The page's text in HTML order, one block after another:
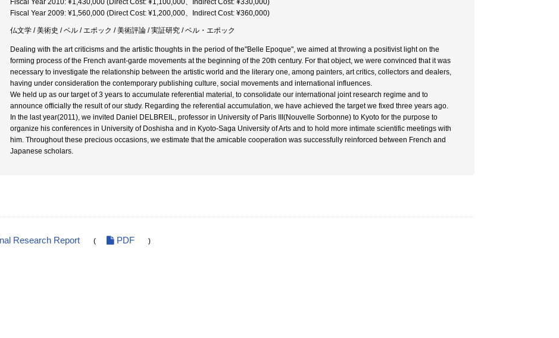
Fiscal Year 2010: ¥1,430,000 (Direct Cost: ¥1,100,000、Indirect Cost: ¥330,000)
Fiscal Year 2009: ¥1,560,000 (Direct Cost: ¥1,200,000、Indirect Cost: ¥360,000)
仏文学 / 美術史 / ベル / エポック / 美術評論 / 実証研究 / ベル・エポック
Dealing with the art criticisms and the artistic thoughts in the period of the"Belle Epoque", we aimed at throwing a positivist light on the
forming process of the French avant-garde movements at the beginning of the 20th century. For that object, we were convinced that it was
necessary to investigate the relationship between the artistic world and the literary one, among painters, art critics, collectors and dealers,
having under consideration the contemporary publishing culture, social movements and international influences.
We held up as our target of 3 years to accumulate referential material, to consolidate our international joint research regime and to
announce officially the result of our study. Regarding the referential accumulation, we have achieved the target we fixed three years ago.
In the last year(2011), we invited Daniel DELBREIL, professor in University of Paris III(Nouvelle Sorbonne) to Kyoto for the purpose to
organize his conferences in University of Doshisha and in Kyoto-Saga University of Arts and to hold more intimate scientific meetings with
him. Throughout these precious occasions, we estimate that the amicable cooperation was successfully reinforced between French and
Japanese scholars.
Research Report ( PDF )